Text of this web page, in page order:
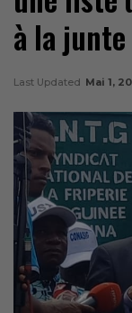
à la junte
Last Updated Mai 1,